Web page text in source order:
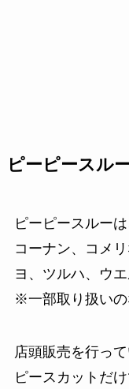
ピーピースル
ピーピースルー
コーナン、コメ
ヨ、ツルハ、ウ
※一部取り扱いの
店頭販売を行っ
ピースカットだけ